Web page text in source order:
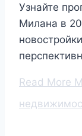
Узнайте
Милана в
Read More